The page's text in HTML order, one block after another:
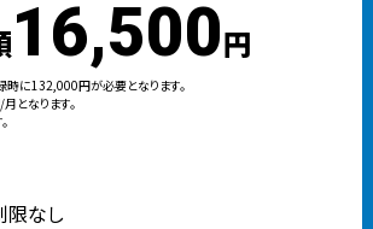
16,500円
時に132,000円が必要となります。
となります。
限なし